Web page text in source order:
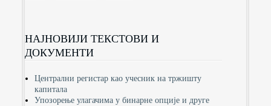
НАЈНОВИЈИ ТЕКСТОВИ И
ДОКУМЕНТИ
Централни регистар као учесник на тржишту
капитала
Упозорење улагачима у бинарне опције и друге